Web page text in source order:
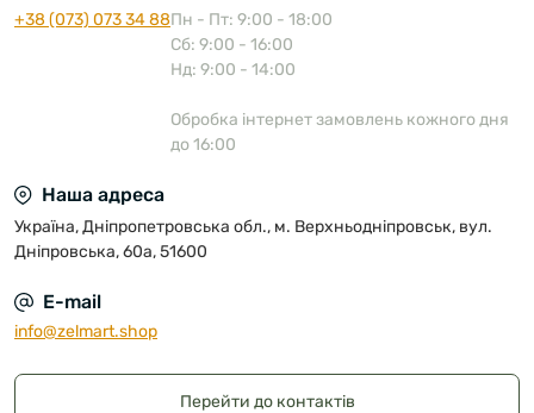
+38 (073) 073 34 88Пн - Пт: 9:00 - 18:00
Сб: 9:00 - 16:00
Нд: 9:00 - 14:00
Обробка інтернет замовлень кожного дня
до 16:00
Наша адреса
Україна, Дніпропетровська обл., м. Верхньодніпровськ, вул.
Дніпровська, 60а, 51600
E-mail
info@zelmart.shop
Перейти до контактів